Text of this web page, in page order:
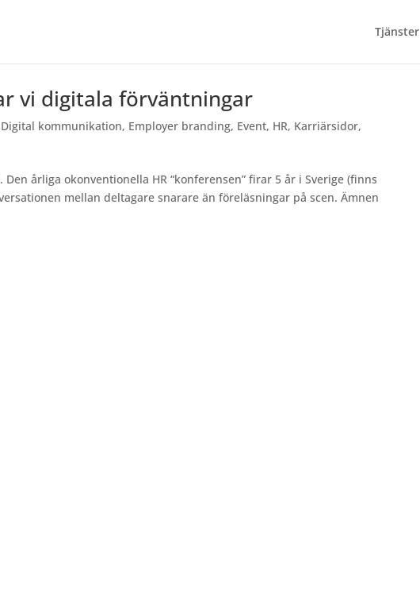
Tjänster
vi digitala förväntningar
Digital kommunikation, Employer branding, Event, HR, Karriärsidor,
årliga okonventionella HR “konferensen” firar 5 år i Sverige (finns
mellan deltagare snarare än föreläsningar på scen. Ämnen